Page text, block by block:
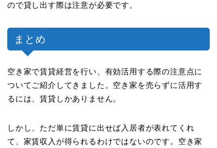
ので貸し出す際は注意が必要です。
まとめ
空き家で賃貸経営を行い、有効活用する際の注意点に
ついてご紹介してきました。空き家を売らずに活用す
るには、賃貸しかありません。
しかし、ただ単に賃貸に出せば入居者が表れてくれ
て、家賃収入が得られるわけではないのです。空き家